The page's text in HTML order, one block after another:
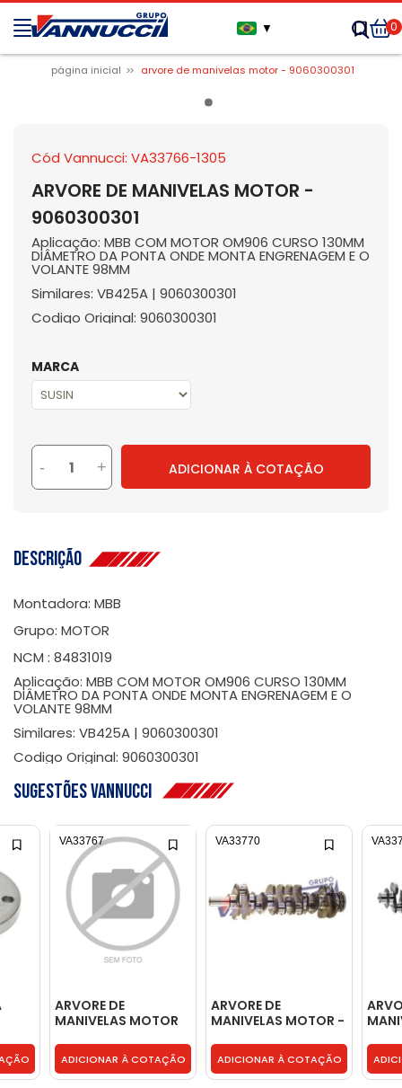
▼ 0
página inicial arvore de manivelas motor - 9060300301
Cód Vannucci: VA33766-1305
ARVORE DE MANIVELAS MOTOR -
9060300301
Aplicação: MBB COM MOTOR OM906 CURSO 130MM
DIÂMETRO DA PONTA ONDE MONTA ENGRENAGEM E O
VOLANTE 98MM
Similares: VB425A | 9060300301
Codigo Original: 9060300301
MARCA
- + ADICIONAR À COTAÇÃO
Descrição
Montadora: MBB
Grupo: MOTOR
NCM : 84831019
Aplicação: MBB COM MOTOR OM906 CURSO 130MM
DIÂMETRO DA PONTA ONDE MONTA ENGRENAGEM E O
VOLANTE 98MM
Similares: VB425A | 9060300301
Codigo Original: 9060300301
Sugestões Vannucci
-
ARVORE DE
MANIVELAS MOTOR
9260300201
ADICIONAR À COTAÇÃO
VA33767
ARVORE DE
MANIVELAS MOTOR -
ADICIONAR À COTAÇÃO
VA33770